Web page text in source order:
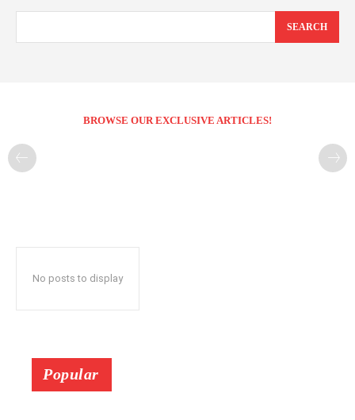
SEARCH
BROWSE OUR EXCLUSIVE ARTICLES!
No posts to display
Popular